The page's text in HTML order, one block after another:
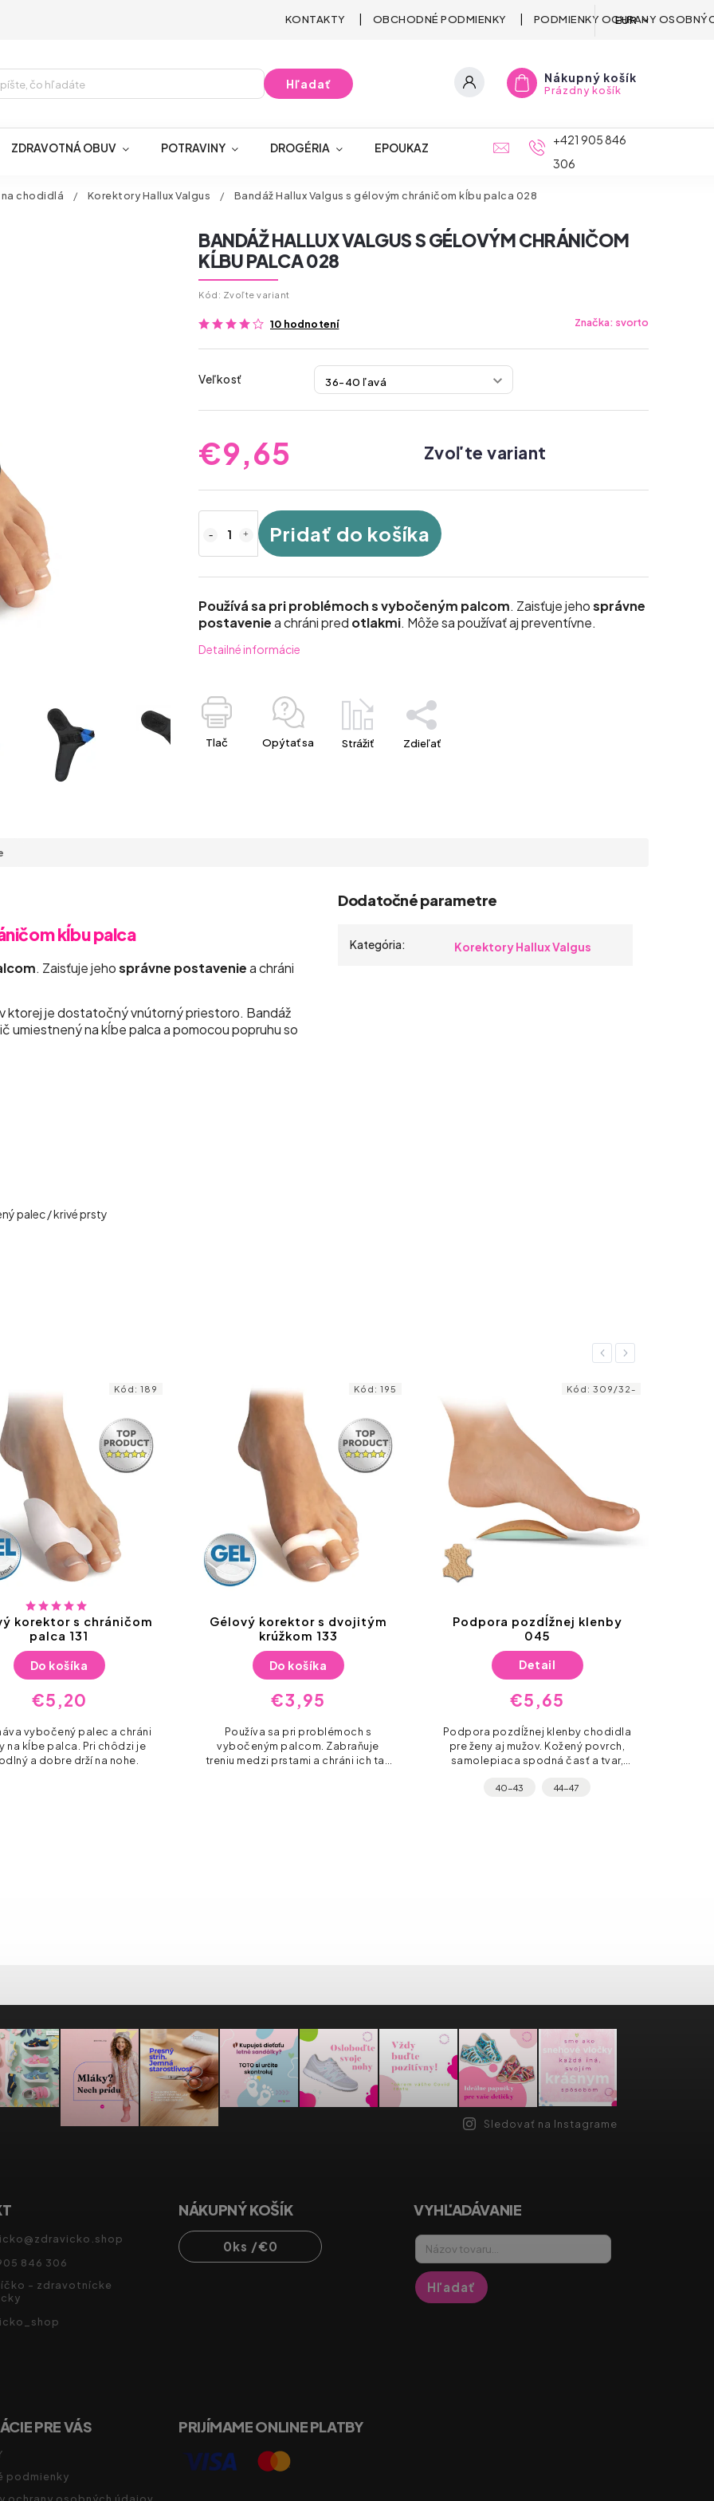
KONTAKTY OBCHODNÉ PODMIENKY PODMIENKY OCHRANY
EUR
Hľadať Nákupný košík
Prázdny košík
ZDRAVOTNÁ OBUV POTRAVINY DROGÉRIA EPOUKAZ
+421 905 846
306
chodidlá / Korektory Hallux Valgus / Bandáž Hallux Valgus s gélovým chráničom kĺbu palca 028
BANDÁŽ HALLUX VALGUS S GÉLOVÝM CHRÁNIČOM
KĹBU PALCA 028
Kód: Zvoľte variant
10 hodnotení Značka: svorto
Veľkosť
€9,65 Zvoľte variant
Pridať do košíka
Používá sa pri problémoch s vybočeným palcom. Zaisťuje jehosprávne
postaveniea chráni pred otlakmi. Môže sa používať aj preventívne.
Detailné informácie
Tlač Opýtať sa Strážiť Zdieľať
kĺbu palca
. Zaisťuje jehosprávne postaveniea chráni
ktorej je dostatočný vnútorný priestoro. Bandáž
umiestnený na kĺbe palca a pomocou popruhu so
palec / krivé prsty
Dodatočné parametre
Kategória: Korektory Hallux Valgus
Previous
korektor s dvojitým
krúžkom 133
€3,95
Do košíka
sa pri problémoch s
palcom. Zabraňuje
medzi prstami a chráni ich tak
Kód: 195
Podpora pozdĺžnej klenby
045
€5,65
Detail
Podpora pozdĺžnej klenby chodidla
pre ženy aj mužov. Kožený povrch,
samolepiaca spodná časť a tvar,
Kód:309/32-
Gélový oddeľovač prstov
128
€5,90
Do košíka
Mäkký a pohodlný separátor zo
silikónového gélu, ktorý uľaví vašim
prstom. Oddeľuje od seba
vyrovnávať skrížené alebo inak
Kód:623
Next
Sledovať na Instagrame
@zdravicko.shop
846 306
- zdravotnícke
NÁKUPNÝ KOŠÍK
0ks /€0
VYHĽADÁVANIE
Hľadať
PRE VÁS
podmienky
ochrany osobných údajov
PRIJÍMAME ONLINE PLATBY